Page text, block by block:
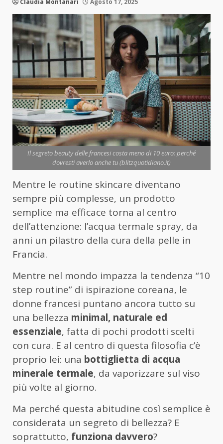
Claudia Montanari Agosto 17, 2025
Il segreto beauty delle francesi costa meno di 10 euro: perché
dovresti averlo anche tu (blitzquotidiano.it)
Mentre le routine skincare diventano
sempre più complesse, un prodotto
semplice ma efficace torna al centro
dell’attenzione: l’acqua termale spray, da
anni un pilastro della cura della pelle in
Francia.
Mentre nel mondo impazza la tendenza “10
step routine” di ispirazione coreana, le
donne francesi puntano ancora tutto su
una bellezza minimal, naturale ed
essenziale, fatta di pochi prodotti scelti
con cura. E al centro di questa filosofia c’è
proprio lei: una bottiglietta di acqua
minerale termale, da vaporizzare sul viso
più volte al giorno.
Ma perché questa abitudine così semplice è
considerata un segreto di bellezza? E
soprattutto, funziona davvero?